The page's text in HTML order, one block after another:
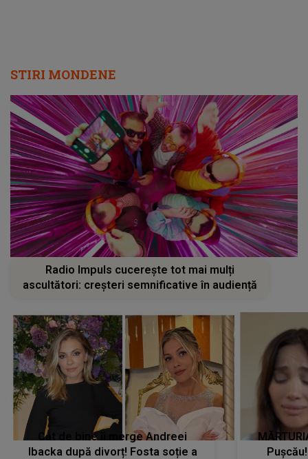
STIRI MONDENE
Radio Impuls cucerește tot mai mulți
ascultători: creșteri semnificative în audiență
Cât de bine îi merge Andreei
Ibacka după divorț! Fosta soție a